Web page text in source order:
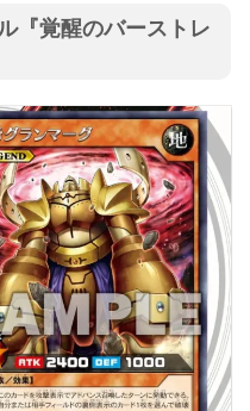
『覚醒のバーストレ